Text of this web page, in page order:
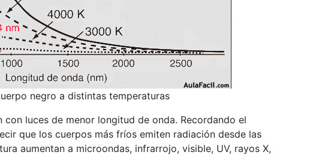
negro a distintas temperaturas
luces de menor longitud de onda. Recordando el
que los cuerpos más fríos emiten radiación desde las
aumentan a microondas, infrarrojo, visible, UV, rayos X,